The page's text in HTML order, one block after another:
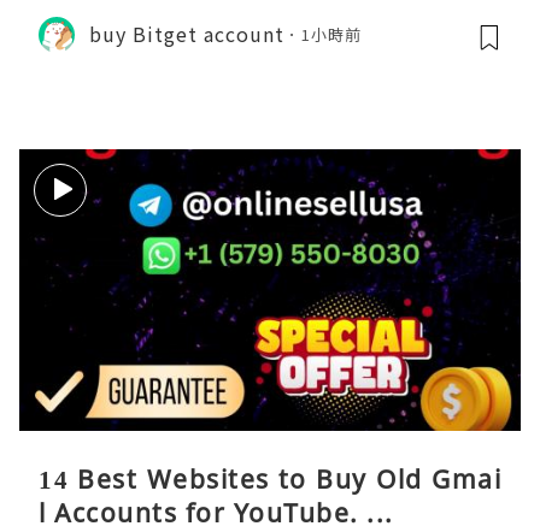
buy Bitget account 1小時前
14 Best Websites to Buy Old Gmai
l Accounts for YouTube. ...